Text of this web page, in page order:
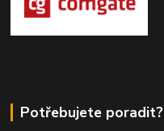
Potřebujete poradit?